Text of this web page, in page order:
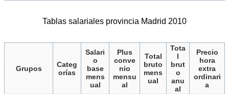
Tablas salariales provincia Madrid 2010
Grupos
Categ
orías
Salari
o
base
mens
ual
Plus
conve
nio
mensu
al
Total
bruto
mens
ual
Tota
l
brut
o
anu
al
Precio
hora
extra
ordinari
a